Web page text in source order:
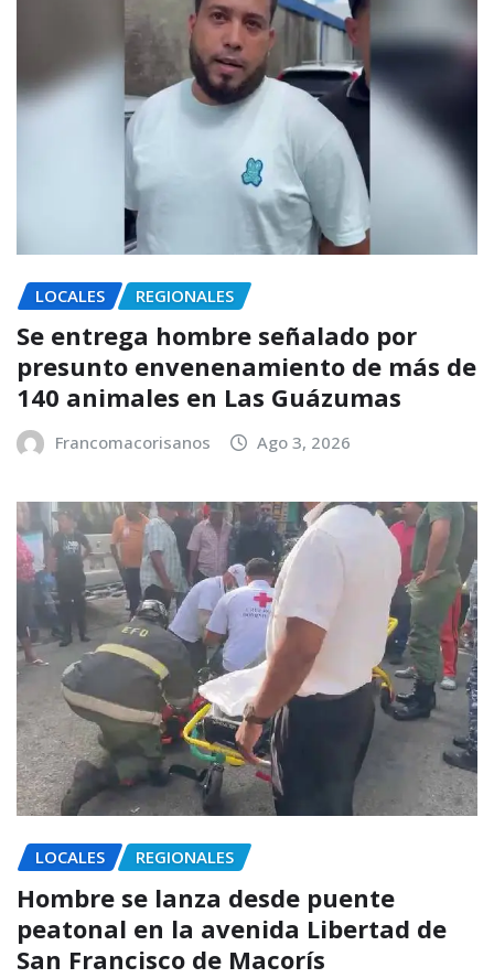
LOCALES REGIONALES
Se entrega hombre señalado por
presunto envenenamiento de más de
140 animales en Las Guázumas
Francomacorisanos Ago 3, 2026
LOCALES REGIONALES
Hombre se lanza desde puente
peatonal en la avenida Libertad de
San Francisco de Macorís